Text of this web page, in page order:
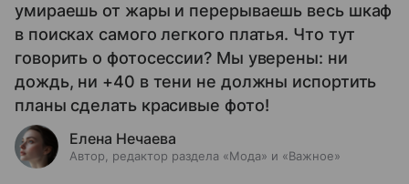
умираешь от жары и перерываешь весь шкаф
в поисках самого легкого платья. Что тут
говорить о фотосессии? Мы уверены: ни
дождь, ни +40 в тени не должны испортить
планы сделать красивые фото!
Елена Нечаева
Автор, редактор раздела «Мода» и «Важное»